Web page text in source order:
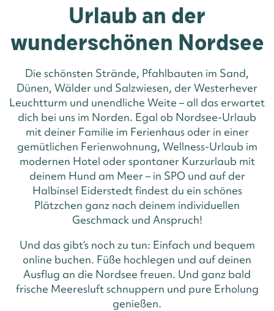
Urlaub an der
wunderschönen Nordsee
Die schönsten Strände, Pfahlbauten im Sand,
Dünen, Wälder und Salzwiesen, der Westerhever
Leuchtturm und unendliche Weite – all das erwartet
dich bei uns im Norden. Egal ob Nordsee-Urlaub
mit deiner Familie im Ferienhaus oder in einer
gemütlichen Ferienwohnung, Wellness-Urlaub im
modernen Hotel oder spontaner Kurzurlaub mit
deinem Hund am Meer – in SPO und auf der
Halbinsel Eiderstedt findest du ein schönes
Plätzchen ganz nach deinem individuellen
Geschmack und Anspruch!
Und das gibt‘s noch zu tun: Einfach und bequem
online buchen. Füße hochlegen und auf deinen
Ausflug an die Nordsee freuen. Und ganz bald
frische Meeresluft schnuppern und pure Erholung
genießen.